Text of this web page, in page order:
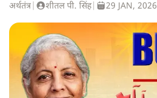
अर्थतंत्र शीतल पी. सिंह| 29 JAN, 2026